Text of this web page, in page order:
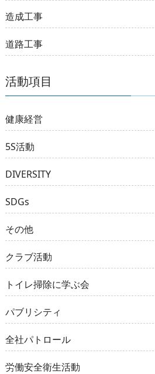
造成工事
道路工事
活動項目
健康経営
5S活動
DIVERSITY
SDGs
その他
クラブ活動
トイレ掃除に学ぶ会
パブリシティ
全社パトロール
労働安全衛生活動